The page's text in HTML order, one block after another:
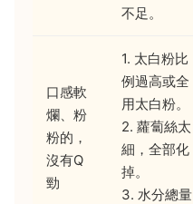
不足。
口感軟
爛、粉
粉的，
沒有Q
勁
1. 太白粉比
例過高或全
用太白粉。
2. 蘿蔔絲太
細，全部化
掉。
3. 水分總量